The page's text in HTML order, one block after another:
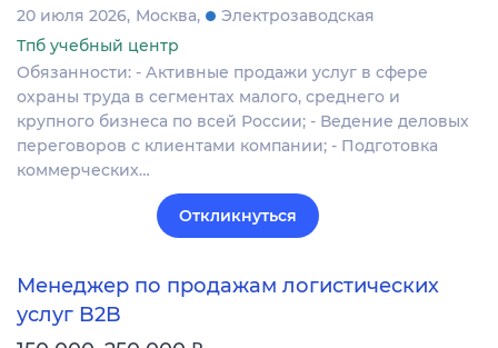
20 июля 2026 Москва
Электрозаводская
Тпб учебный центр
Обязанности: - Активные продажи услуг в сфере
охраны труда в сегментах малого, среднего и
крупного бизнеса по всей России; - Ведение деловых
переговоров с клиентами компании; - Подготовка
коммерческих…
Откликнуться
Менеджер по продажам логистических
услуг B2B